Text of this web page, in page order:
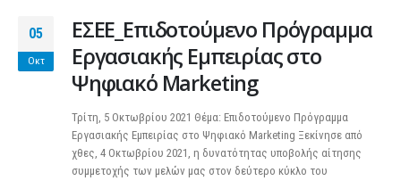
05
Οκτ
ΕΣΕΕ_Επιδοτούμενο Πρόγραμμα
Εργασιακής Εμπειρίας στο
Ψηφιακό Marketing
Τρίτη, 5 Οκτωβρίου 2021 Θέμα: Επιδοτούμενο Πρόγραμμα
Εργασιακής Εμπειρίας στο Ψηφιακό Marketing Ξεκίνησε από
χθες, 4 Οκτωβρίου 2021, η δυνατότητας υποβολής αίτησης
συμμετοχής των μελών μας στον δεύτερο κύκλο του